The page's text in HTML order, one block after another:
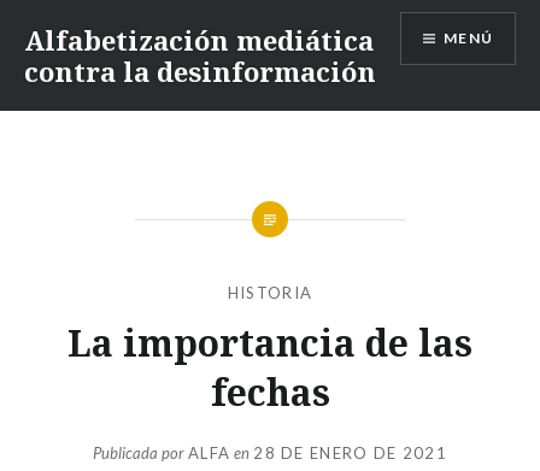
Alfabetización mediática
contra la desinformación
MENÚ
HISTORIA
La importancia de las
fechas
Publicada porALFA en 28 DE ENERO DE 2021